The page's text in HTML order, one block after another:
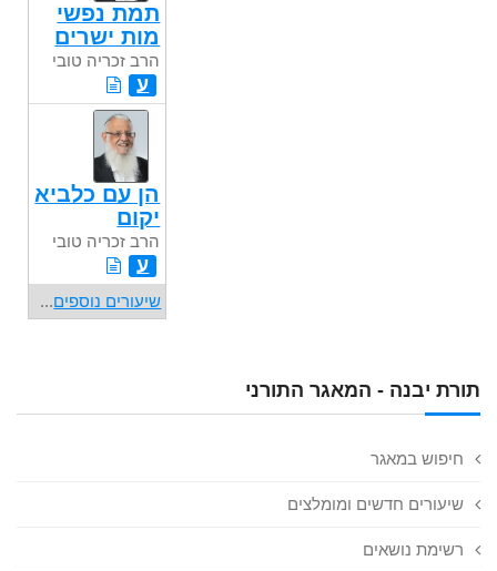
תורת יבנה - המאגר התורני
חיפוש במאגר
שיעורים חדשים ומומלצים
רשימת נושאים
תמת נפשי
מות ישרים
הרב זכריה טובי
ע
הן עם כלביא
יקום
הרב זכריה טובי
ע
שיעורים נוספים...